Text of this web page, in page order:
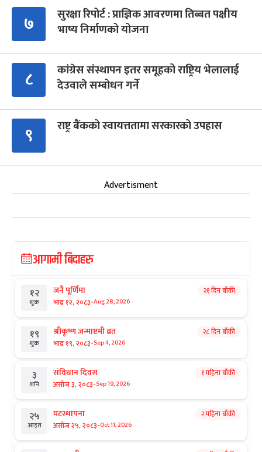
७
सुरक्षा रिपोर्ट : प्राज्ञिक आवरणमा तिब्बत पक्षीय
भाष्य निर्माणको योजना
८
कांग्रेस संस्थापन इतर समूहको राष्ट्रिय भेलालाई
देउवाले सम्बोधन गर्ने
९ राष्ट्र बैंकको स्वायत्ततामा सरकारको उपहास
Advertisment
आगामी बिदाहरु
१२
शुक्र
जनै पूर्णिमा
भाद्र १२, २०८३-Aug 28, 2026
२१ दिन बाँकी
१९
शुक्र
श्रीकृष्ण जन्माष्टमी व्रत
भाद्र १९, २०८३-Sep 4, 2026
२८ दिन बाँकी
३
शनि
संविधान दिवस
असोज ३, २०८३-Sep 19, 2026
१ महिना बाँकी
२५
आइत
घटस्थापना
असोज २५, २०८३-Oct 11, 2026
२ महिना बाँकी